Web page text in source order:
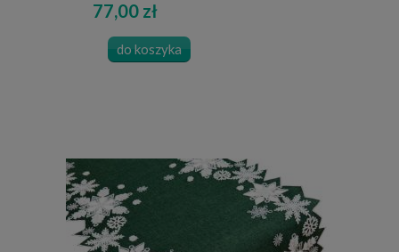
77,00 zł
do koszyka